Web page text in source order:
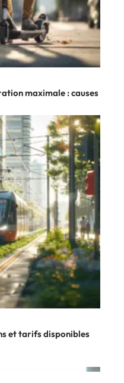
maximale : causes
et tarifs disponibles